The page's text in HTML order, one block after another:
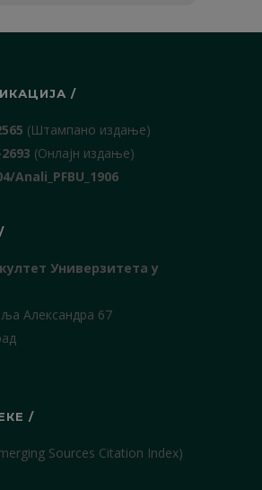
/
(Штампано издање)
(Онлајн издање)
Anali_PFBU_1906
Универзитета у
Александра 67
/
Sources Citation Index)